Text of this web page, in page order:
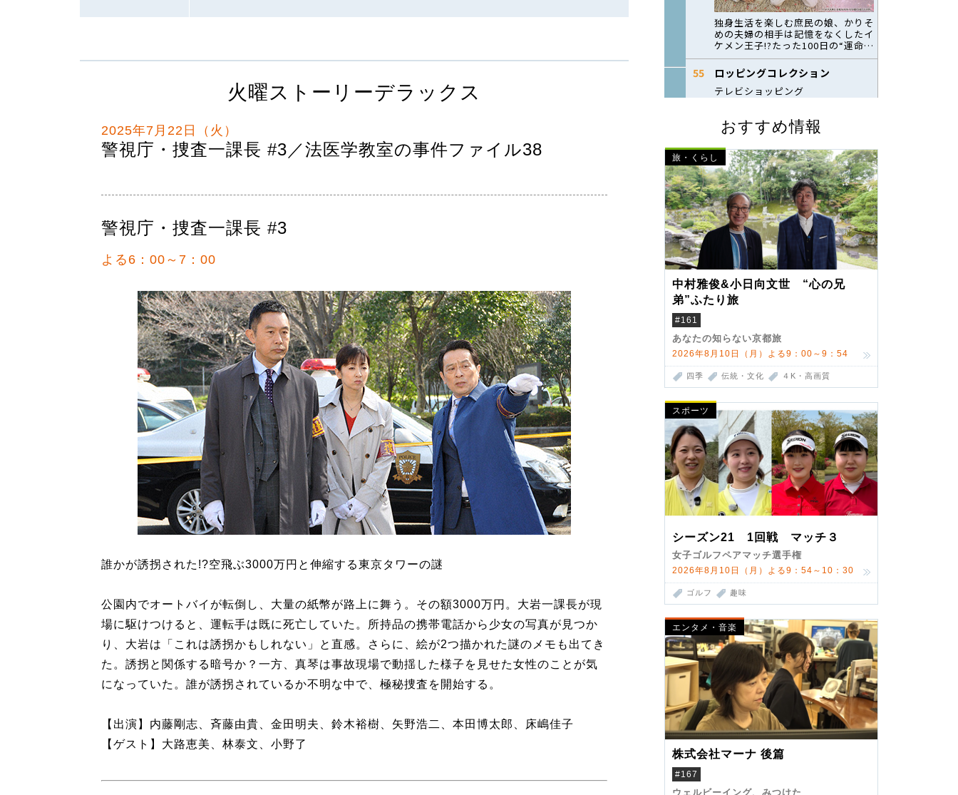
おすすめ情報
旅・くらし
中村雅俊&小日向文世 “心の兄
弟”ふたり旅
#161
あなたの知らない京都旅
2026年8月10日（月）よる9：00～9：54
四季 伝統・文化 ４K・高画質
スポーツ
シーズン21 1回戦 マッチ３
女子ゴルフペアマッチ選手権
2026年8月10日（月）よる9：54～10：30
ゴルフ 趣味
エンタメ・音楽
株式会社マーナ 後篇
#167
ウェルビーイング、みつけた
火曜ストーリーデラックス
2025年7月22日（火）
警視庁・捜査一課長 #3／法医学教室の事件ファイル38
警視庁・捜査一課長 #3
よる6：00～7：00
誰かが誘拐された!?空飛ぶ3000万円と伸縮する東京タワーの謎
公園内でオートバイが転倒し、大量の紙幣が路上に舞う。その額3000万円。大岩一課長が現
場に駆けつけると、運転手は既に死亡していた。所持品の携帯電話から少女の写真が見つか
り、大岩は「これは誘拐かもしれない」と直感。さらに、絵が2つ描かれた謎のメモも出てき
た。誘拐と関係する暗号か？一方、真琴は事故現場で動揺した様子を見せた女性のことが気
になっていた。誰が誘拐されているか不明な中で、極秘捜査を開始する。
【出演】内藤剛志、斉藤由貴、金田明夫、鈴木裕樹、矢野浩二、本田博太郎、床嶋佳子
【ゲスト】大路恵美、林泰文、小野了